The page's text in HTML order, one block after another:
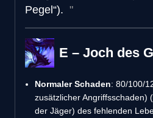
Pegel“).
E – Joch des
Normaler Schaden: 80/100/
zusätzlicher Angriffsschaden)
der Jäger) des fehlenden